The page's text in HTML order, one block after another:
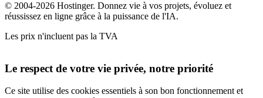
© 2004-2026 Hostinger. Donnez vie à vos projets, évoluez et
réussissez en ligne grâce à la puissance de l'IA.
Les prix n'incluent pas la TVA
Le respect de votre vie privée, notre priorité
Ce site utilise des cookies essentiels à son bon fonctionnement et